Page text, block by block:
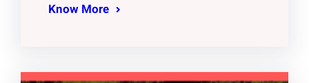
Know More